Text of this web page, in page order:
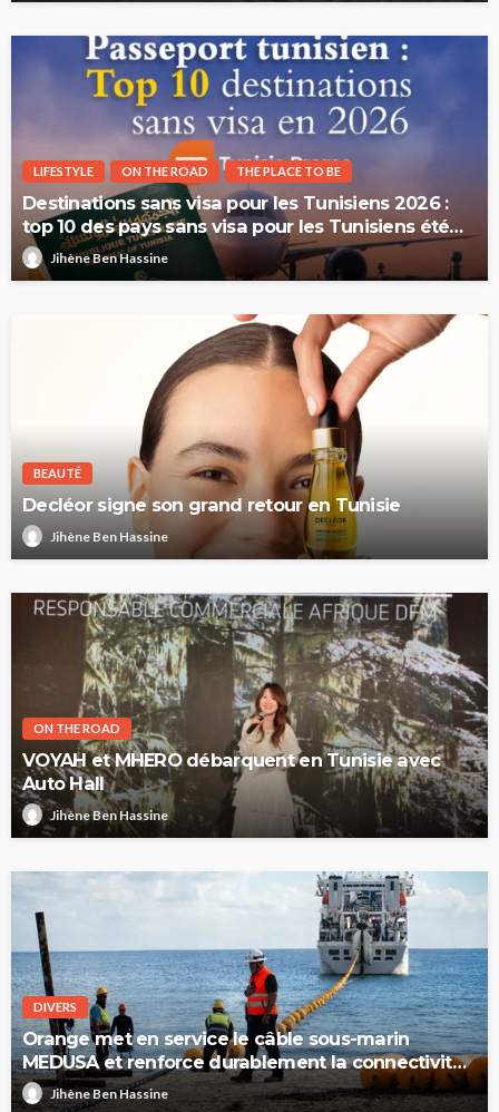
LIFESTYLE ON THE ROAD THE PLACE TO BE
Destinations sans visa pour les Tunisiens 2026 :
top 10 des pays sans visa pour les Tunisiens été
2026Jihène Ben Hassine
BEAUTÉ
Decléor signe son grand retour en Tunisie
Jihène Ben Hassine
ON THE ROAD
VOYAH et MHERO débarquent en Tunisie avec
Auto Hall
Jihène Ben Hassine
DIVERS
Orange met en service le câble sous-marin
MEDUSA et renforce durablement la connectivité
internationale de la Tunisie
Jihène Ben Hassine